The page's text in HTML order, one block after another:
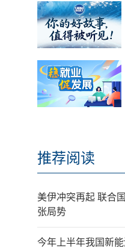
推荐阅读
美伊冲突再起 联合
张局势
今年上半年我国新